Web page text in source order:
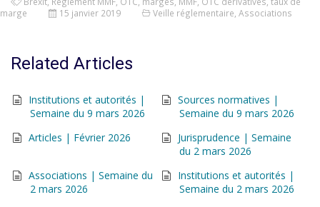
marge
15 janvier 2019 Veille réglementaire Associations
Related Articles
Institutions et autorités |
Semaine du 9 mars 2026
Sources normatives |
Semaine du 9 mars 2026
Articles | Février 2026
Jurisprudence | Semaine
du 2 mars 2026
Associations | Semaine du
2 mars 2026
Institutions et autorités |
Semaine du 2 mars 2026